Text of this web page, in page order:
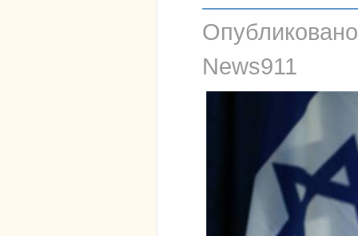
News911